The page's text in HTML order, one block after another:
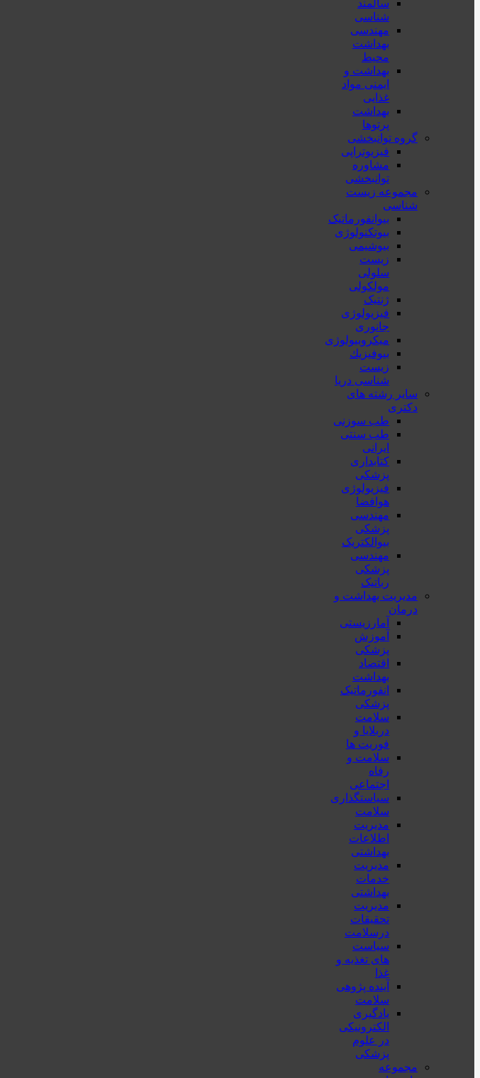
سالمند
شناسی
مهندسی
بهداشت
محيط
بهداشت و
ایمنی مواد
غذایی
بهداشت
پرتوها
گروه توانبخشی
فیزیوتراپی
مشاوره
توانبخشی
مجموعه زیست
شناسی
بیوانفورماتیک
بیوتکنولوژی
بیوشیمی
زیست
سلولی
مولکولی
ژنتیک
فیزیولوژی
جانوری
میکروبیولوژی
بيوفيزيك
زیست
شناسی دریا
سایر رشته های
دکتری
طب سوزنی
طب سنتی
ایرانی
کتابداری
پزشکی
فیزیولوژی
هوافضا
مهندسی
پزشکی
بیوالکتریک
مهندسی
پزشکی
رباتیک
مدیریت بهداشت و
درمان
آمارزیستی
آموزش
پزشکی
اقتصاد
بهداشت
انفورماتیک
پزشکی
سلامت
دربلايا و
فوريت ها
سلامت و
رفاه
اجتماعی
سیاستگذاری
سلامت
مدیریت
اطلاعات
بهداشتی
مدیریت
خدمات
بهداشتی
مدیریت
تحقیقات
درسلامت
سیاست
های تغذیه و
غذا
آینده پژوهی
سلامت
یادگیری
الکترونیکی
در علوم
پزشکی
مجموعه